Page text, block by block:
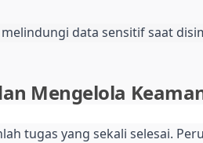
data sensitif saat
Mengelola
tugas yang sekali selesai.